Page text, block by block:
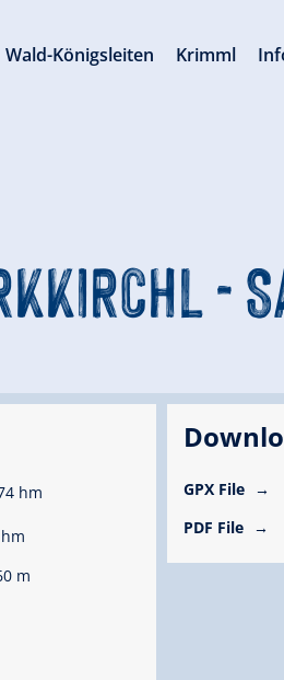
-
hm
m
GPX File
PDF File
Wald-Königsleiten Krimml